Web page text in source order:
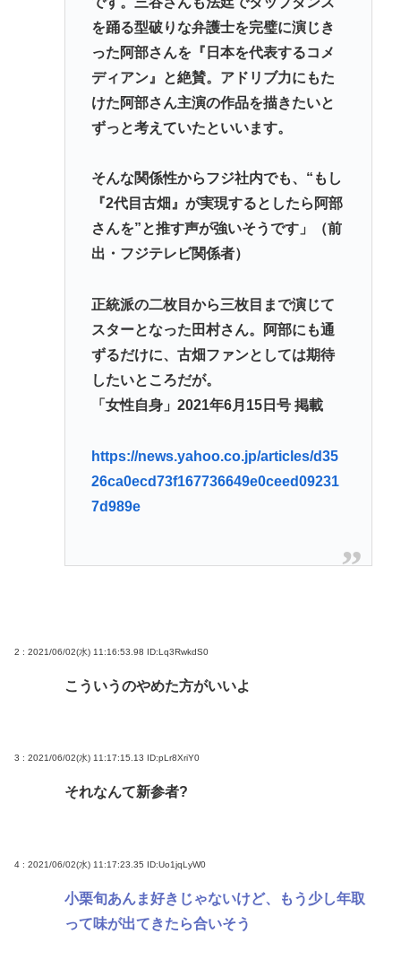
を踊る型破りな弁護士を完璧に演じき
った阿部さんを『日本を代表するコメ
ディアン』と絶賛。アドリブ力にもた
けた阿部さん主演の作品を描きたいと
ずっと考えていたといいます。
そんな関係性からフジ社内でも、“もし
『2代目古畑』が実現するとしたら阿部
さんを”と推す声が強いそうです」（前
出・フジテレビ関係者）
正統派の二枚目から三枚目まで演じて
スターとなった田村さん。阿部にも通
ずるだけに、古畑ファンとしては期待
したいところだが。
「女性自身」2021年6月15日号 掲載
https://news.yahoo.co.jp/articles/d35
26ca0ecd73f167736649e0ceed09231
7d989e
2 : 2021/06/02(水) 11:16:53.98 ID:Lq3RwkdS0
こういうのやめた方がいいよ
3 : 2021/06/02(水) 11:17:15.13 ID:pLr8XriY0
それなんて新参者?
4 : 2021/06/02(水) 11:17:23.35 ID:Uo1jqLyW0
小栗旬あんま好きじゃないけど、もう少し年取
って味が出てきたら合いそう